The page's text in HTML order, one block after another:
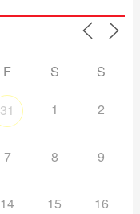
F S S
31 1 2
7 8 9
14 15 16